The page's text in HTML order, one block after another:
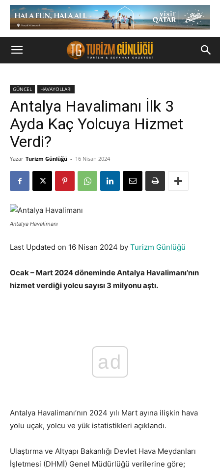
GÜNCEL HAVAYOLLARI
Antalya Havalimanı İlk 3
Ayda Kaç Yolcuya Hizmet
Verdi?
Yazar Turizm Günlüğü - 16 Nisan 2024
Antalya Havalimanı
Last Updated on 16 Nisan 2024 by Turizm Günlüğü
Ocak – Mart 2024 döneminde Antalya Havalimanı’nın
hizmet verdiği yolcu sayısı 3 milyonu aştı.
ad
Antalya Havalimanı’nın 2024 yılı Mart ayına ilişkin hava
yolu uçak, yolcu ve yük istatistikleri açıklandı.
Ulaştırma ve Altyapı Bakanlığı Devlet Hava Meydanları
İşletmesi (DHMİ) Genel Müdürlüğü verilerine göre;